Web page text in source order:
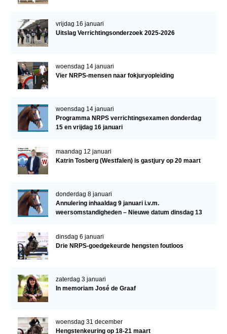
vrijdag 16 januari
Uitslag Verrichtingsonderzoek 2025-2026
woensdag 14 januari
Vier NRPS-mensen naar fokjuryopleiding
woensdag 14 januari
Programma NRPS verrichtingsexamen donderdag
15 en vrijdag 16 januari
maandag 12 januari
Katrin Tosberg (Westfalen) is gastjury op 20 maart
donderdag 8 januari
Annulering inhaaldag 9 januari i.v.m.
weersomstandigheden – Nieuwe datum dinsdag 13
dinsdag 6 januari
Drie NRPS-goedgekeurde hengsten foutloos
zaterdag 3 januari
In memoriam José de Graaf
woensdag 31 december
Hengstenkeuring op 18-21 maart